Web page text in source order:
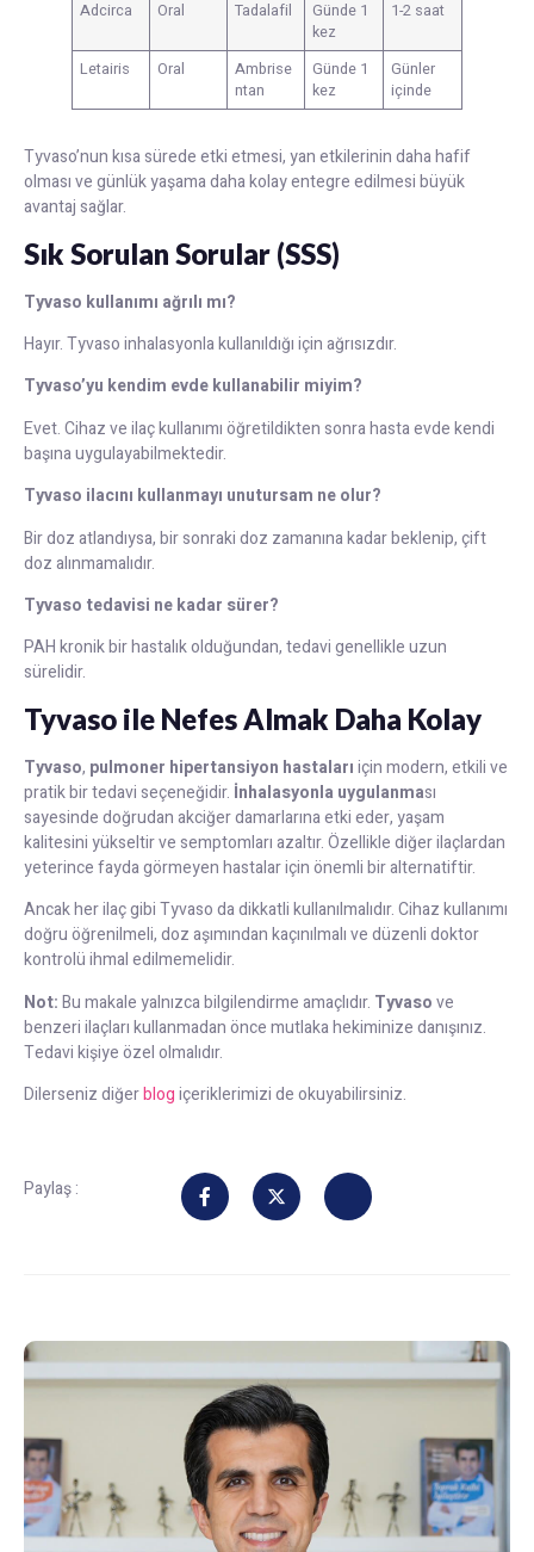
Adcirca Oral Tadalafil
Günde 1
kez
1-2 saat
Letairis Oral
Ambrise
ntan
Günde 1
kez
Günler
içinde
Tyvaso’nun kısa sürede etki etmesi, yan etkilerinin daha hafif
olması ve günlük yaşama daha kolay entegre edilmesi büyük
avantaj sağlar.
Sık Sorulan Sorular (SSS)
Tyvaso kullanımı ağrılı mı?
Hayır. Tyvaso inhalasyonla kullanıldığı için ağrısızdır.
Tyvaso’yu kendim evde kullanabilir miyim?
Evet. Cihaz ve ilaç kullanımı öğretildikten sonra hasta evde kendi
başına uygulayabilmektedir.
Tyvaso ilacını kullanmayı unutursam ne olur?
Bir doz atlandıysa, bir sonraki doz zamanına kadar beklenip, çift
doz alınmamalıdır.
Tyvaso tedavisi ne kadar sürer?
PAH kronik bir hastalık olduğundan, tedavi genellikle uzun
sürelidir.
Tyvaso ile Nefes Almak Daha Kolay
Tyvaso, pulmoner hipertansiyon hastalarıiçin modern, etkili ve
pratik bir tedavi seçeneğidir. İnhalasyonla uygulanması
sayesinde doğrudan akciğer damarlarına etki eder, yaşam
kalitesini yükseltir ve semptomları azaltır. Özellikle diğer ilaçlardan
yeterince fayda görmeyen hastalar için önemli bir alternatiftir.
Ancak her ilaç gibi Tyvaso da dikkatli kullanılmalıdır. Cihaz kullanımı
doğru öğrenilmeli, doz aşımından kaçınılmalı ve düzenli doktor
kontrolü ihmal edilmemelidir.
Not:Bu makale yalnızca bilgilendirme amaçlıdır. Tyvasove
benzeri ilaçları kullanmadan önce mutlaka hekiminize danışınız.
Tedavi kişiye özel olmalıdır.
Dilerseniz diğerblogiçeriklerimizi de okuyabilirsiniz.
Paylaş :